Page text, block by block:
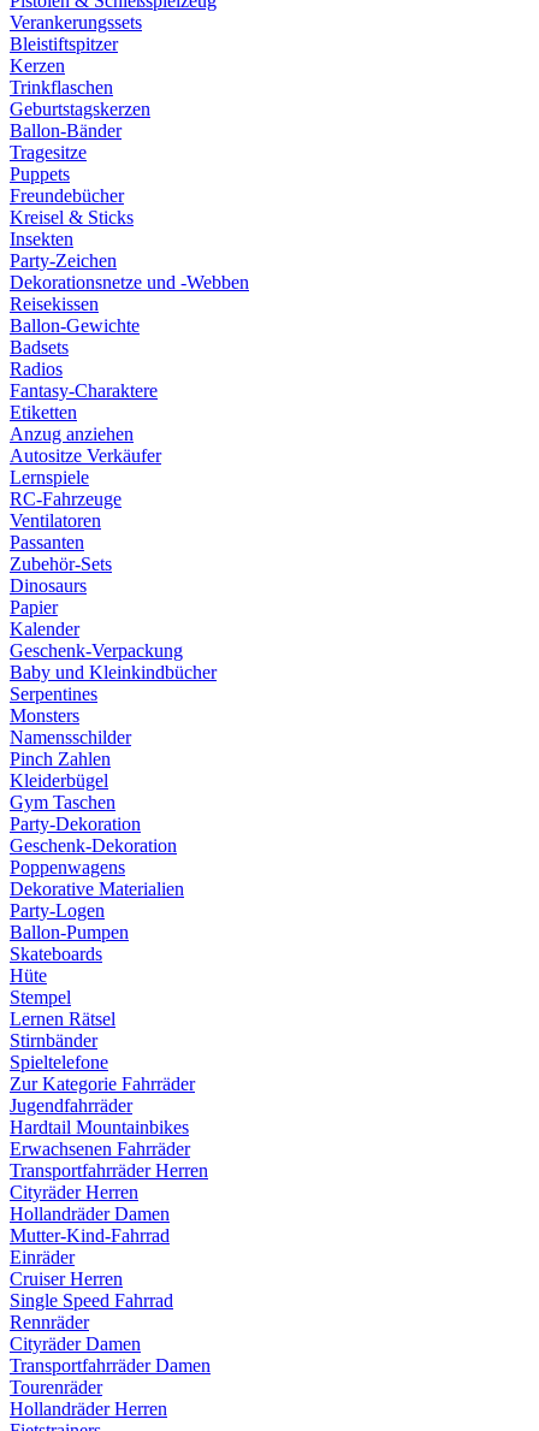
Verankerungssets
Bleistiftspitzer
Kerzen
Trinkflaschen
Geburtstagskerzen
Ballon-Bänder
Tragesitze
Puppets
Freundebücher
Kreisel & Sticks
Insekten
Party-Zeichen
Dekorationsnetze und -Webben
Reisekissen
Ballon-Gewichte
Badsets
Radios
Fantasy-Charaktere
Etiketten
Anzug anziehen
Autositze Verkäufer
Lernspiele
RC-Fahrzeuge
Ventilatoren
Passanten
Zubehör-Sets
Dinosaurs
Papier
Kalender
Geschenk-Verpackung
Baby und Kleinkindbücher
Serpentines
Monsters
Namensschilder
Pinch Zahlen
Kleiderbügel
Gym Taschen
Party-Dekoration
Geschenk-Dekoration
Poppenwagens
Dekorative Materialien
Party-Logen
Ballon-Pumpen
Skateboards
Hüte
Stempel
Lernen Rätsel
Stirnbänder
Spieltelefone
Zur Kategorie Fahrräder
Jugendfahrräder
Hardtail Mountainbikes
Erwachsenen Fahrräder
Transportfahrräder Herren
Cityräder Herren
Hollandräder Damen
Mutter-Kind-Fahrrad
Einräder
Cruiser Herren
Single Speed Fahrrad
Rennräder
Cityräder Damen
Transportfahrräder Damen
Tourenräder
Hollandräder Herren